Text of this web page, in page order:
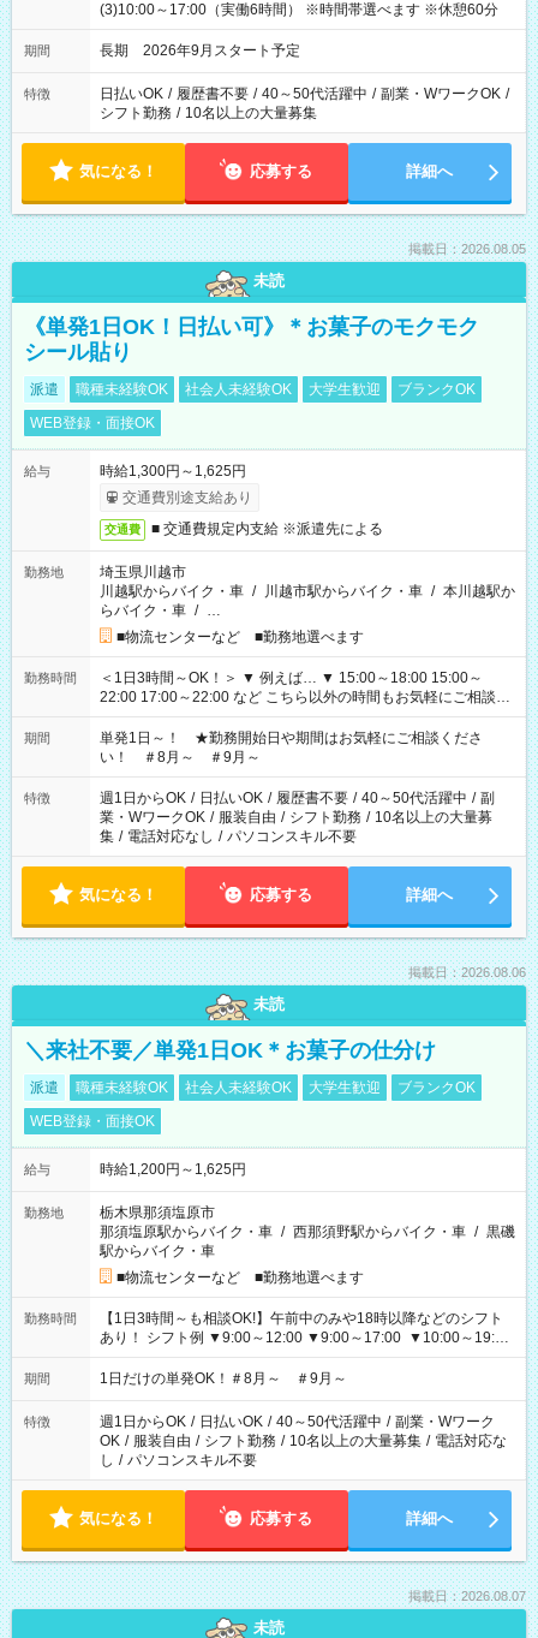
(3)10:00～17:00（実働6時間） ※時間帯選べます ※休憩60分
期間 長期 2026年9月スタート予定
特徴 日払いOK / 履歴書不要 / 40～50代活躍中 / 副業・WワークOK /
シフト勤務 / 10名以上の大量募集
気になる！ 応募する 詳細へ
掲載日：2026.08.05
未読
《単発1日OK！日払い可》＊お菓子のモクモク
シール貼り
派遣 職種未経験OK 社会人未経験OK 大学生歓迎
ブランクOK
WEB登録・面接OK
給与
時給1,300円～1,625円
交通費別途支給あり
交通費 ■ 交通費規定内支給 ※派遣先による
勤務地
埼玉県川越市
川越駅からバイク・車 / 川越市駅からバイク・車 / 本川越駅か
らバイク・車 / …
■物流センターなど ■勤務地選べます
勤務時間
＜1日3時間～OK！＞ ▼ 例えば… ▼ 15:00～18:00 15:00～
22:00 17:00～22:00 など こちら以外の時間もお気軽にご相談く
ださい！
期間
単発1日～！ ★勤務開始日や期間はお気軽にご相談くださ
い！ ＃8月～ ＃9月～
特徴 週1日からOK / 日払いOK / 履歴書不要 / 40～50代活躍中 / 副
業・WワークOK / 服装自由 / シフト勤務 / 10名以上の大量募
集 / 電話対応なし / パソコンスキル不要
気になる！ 応募する 詳細へ
掲載日：2026.08.06
未読
＼来社不要／単発1日OK＊お菓子の仕分け
派遣 職種未経験OK 社会人未経験OK 大学生歓迎
ブランクOK
WEB登録・面接OK
給与 時給1,200円～1,625円
勤務地
栃木県那須塩原市
那須塩原駅からバイク・車 / 西那須野駅からバイク・車 / 黒磯
駅からバイク・車
■物流センターなど ■勤務地選べます
勤務時間
【1日3時間～も相談OK!】午前中のみや18時以降などのシフト
あり！ シフト例 ▼9:00～12:00 ▼9:00～17:00 ▼10:00～19:00
▼18:00～21:00
期間 1日だけの単発OK！＃8月～ ＃9月～
特徴 週1日からOK / 日払いOK / 40～50代活躍中 / 副業・Wワーク
OK / 服装自由 / シフト勤務 / 10名以上の大量募集 / 電話対応な
し / パソコンスキル不要
気になる！ 応募する 詳細へ
掲載日：2026.08.07
未読